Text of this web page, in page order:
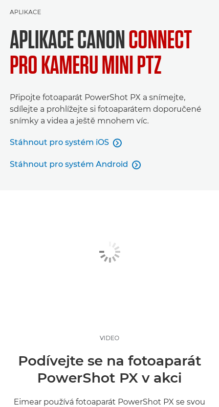
APLIKACE
APLIKACE CANONCONNECT
PRO KAMERU MINI PTZ
Připojte fotoaparát PowerShot PX a snímejte,
sdílejte a prohlížejte si fotoaparátem doporučené
snímky a videa a ještě mnohem víc.
Stáhnout pro systém iOS 
Stáhnout pro systém Android 
VIDEO
Podívejte se na fotoaparát
PowerShot PX v akci
Eimear používá fotoaparát PowerShot PX se svou